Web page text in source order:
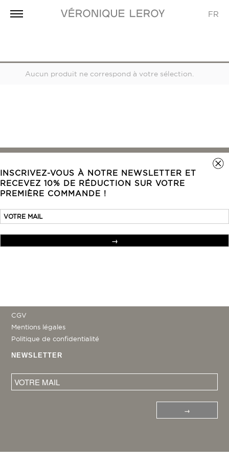
INSCRIVEZ-VOUS À NOTRE NEWSLETTER ET
RECEVEZ 10% DE RÉDUCTION SUR VOTRE
PREMIÈRE COMMANDE !
FR
Aucun produit ne correspond à votre sélection.
VÉRONIQUE LEROY
Histoire
Carrières
Contact Presse
CGV
Mentions légales
Politique de confidentialité
NEWSLETTER